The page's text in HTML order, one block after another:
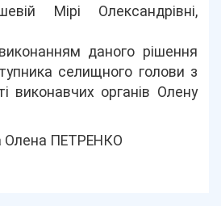
Мірі Олександрівні,
даного рішення
селищного голови з
виконавчих органів Олену
Олена ПЕТРЕНКО